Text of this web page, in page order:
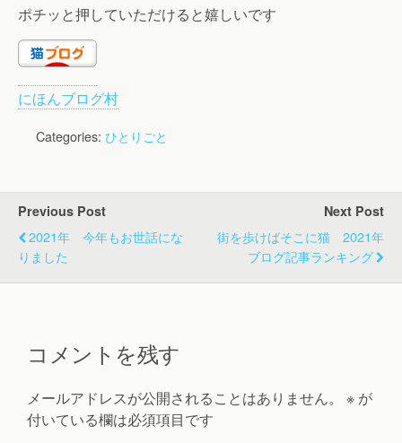
ポチッと押していただけると嬉しいです
にほんブログ村
Categories: ひとりごと
Previous Post
2021年 今年もお世話にな
りました
Next Post
街を歩けばそこに猫 2021年
ブログ記事ランキング
コメントを残す
メールアドレスが公開されることはありません。 ※ が
付いている欄は必須項目です